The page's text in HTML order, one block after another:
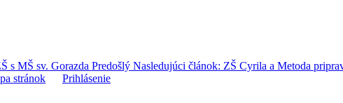
s MŠ sv. Gorazda Predošlý Nasledujúci článok: ZŠ Cyrila a Metoda
stránok Prihlásenie